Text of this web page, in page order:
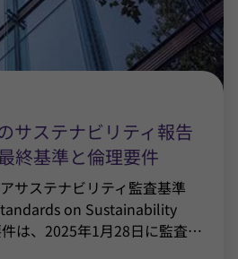
サステナビリティ報告
終基準と倫理要件
サステナビリティ監査基準
on Sustainability
は、2025年1月28日に監査…